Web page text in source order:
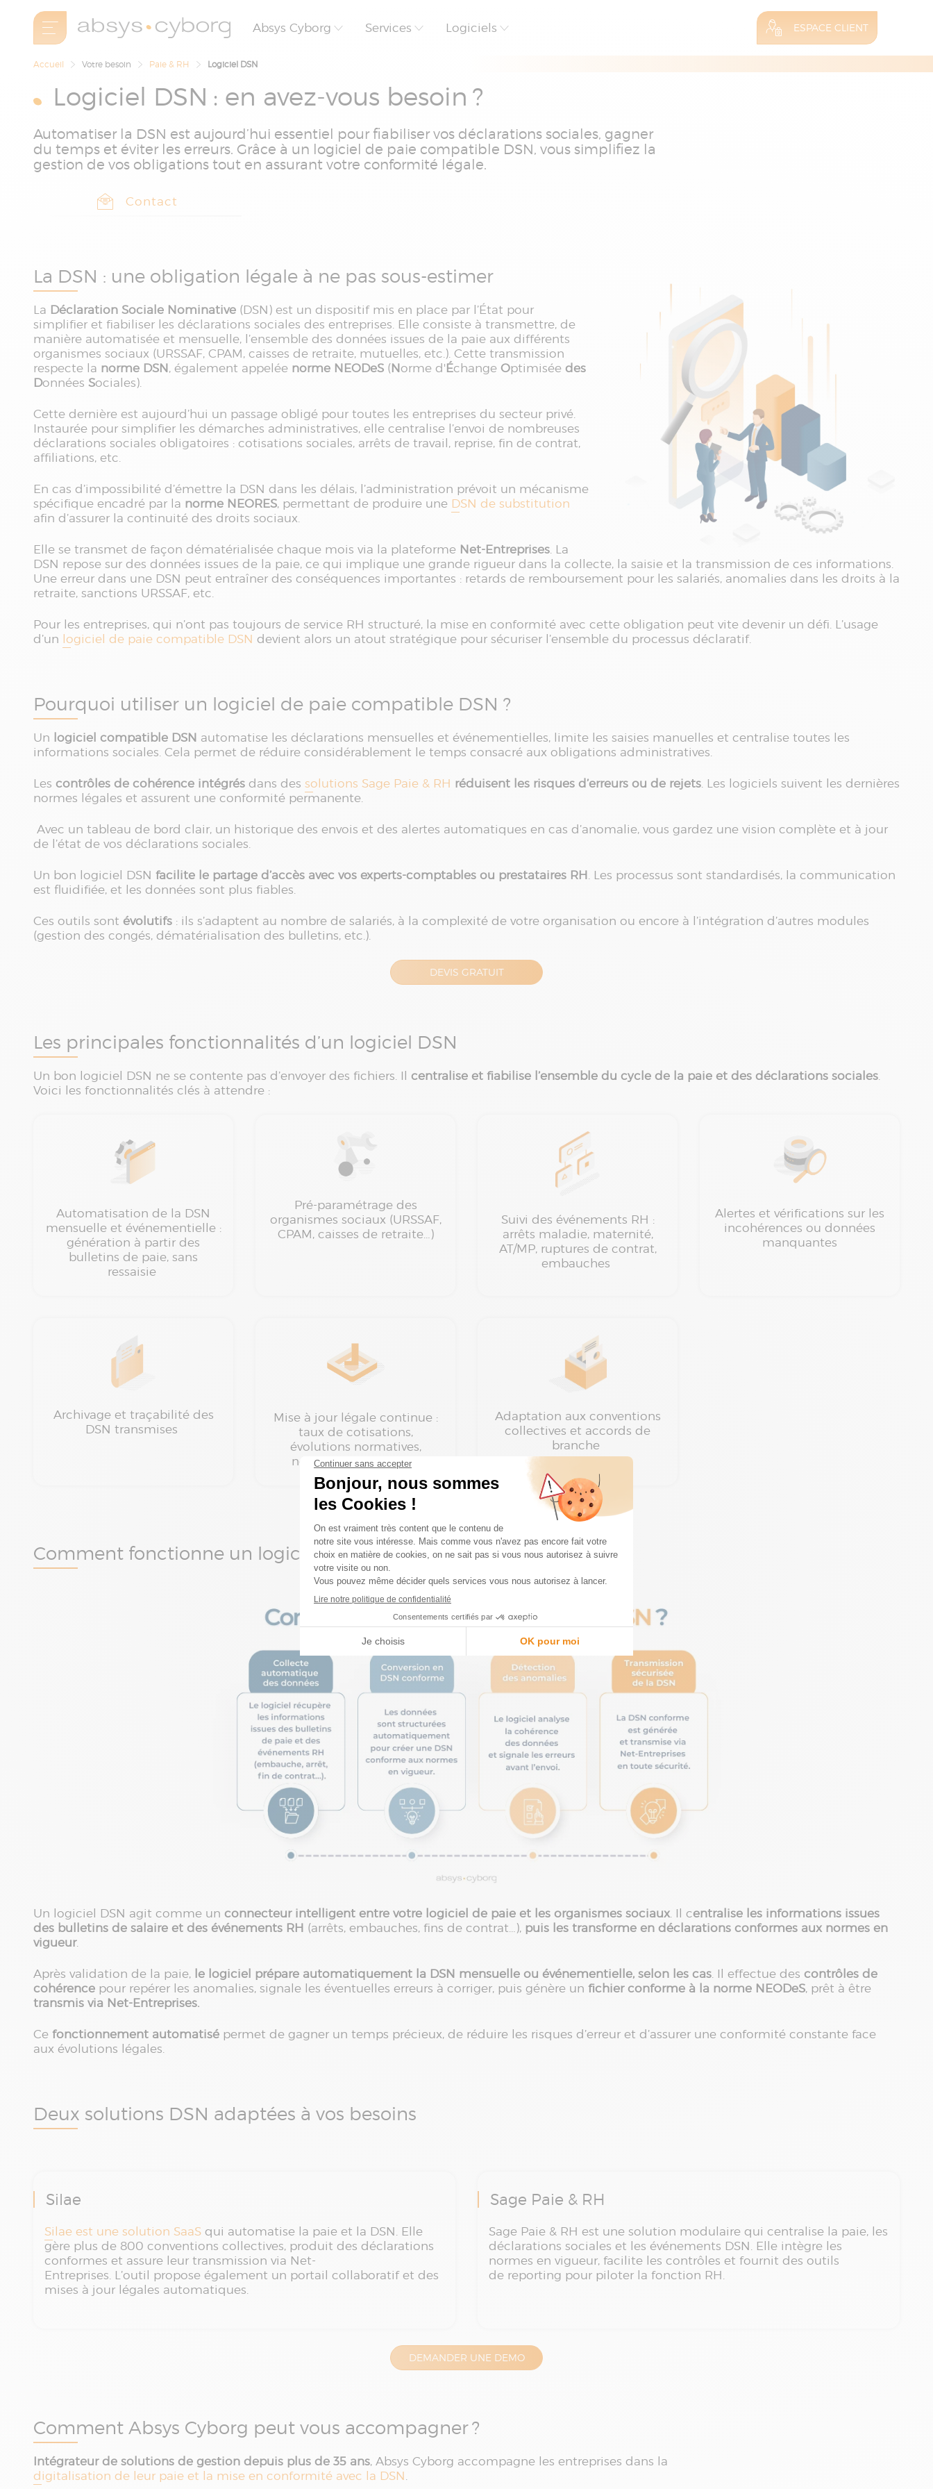
Absys Cyborg Services Logiciels ESPACE CLIENT
Accueil Votre besoin Paie & RH Logiciel DSN
Logiciel DSN : en avez-vous besoin ?
Automatiser la DSN est aujourd’hui essentiel pour fiabiliser vos déclarations sociales, gagner
du temps et éviter les erreurs. Grâce à un logiciel de paie compatible DSN, vous simplifiez la
gestion de vos obligations tout en assurant votre conformité légale.
Contact
La DSN : une obligation légale à ne pas sous-estimer
La Déclaration Sociale Nominative (DSN) est un dispositif mis en place par l’État pour
simplifier et fiabiliser les déclarations sociales des entreprises. Elle consiste à transmettre, de
manière automatisée et mensuelle, l’ensemble des données issues de la paie aux différents
organismes sociaux (URSSAF, CPAM, caisses de retraite, mutuelles, etc.). Cette transmission
respecte la norme DSN, également appelée norme NEODeS (Norme d'Échange Optimisée des
Données Sociales).
Cette dernière est aujourd’hui un passage obligé pour toutes les entreprises du secteur privé.
Instaurée pour simplifier les démarches administratives, elle centralise l’envoi de nombreuses
déclarations sociales obligatoires : cotisations sociales, arrêts de travail, reprise, fin de contrat,
affiliations, etc.
En cas d’impossibilité d’émettre la DSN dans les délais, l’administration prévoit un mécanisme
spécifique encadré par la norme NEORES, permettant de produire une DSN de substitution
afin d’assurer la continuité des droits sociaux.
Elle se transmet de façon dématérialisée chaque mois via la plateforme Net-Entreprises. La
DSN repose sur des données issues de la paie, ce qui implique une grande rigueur dans la collecte, la saisie et la transmission de ces informations.
Une erreur dans une DSN peut entraîner des conséquences importantes : retards de remboursement pour les salariés, anomalies dans les droits à la
retraite, sanctions URSSAF, etc.
Pour les entreprises, qui n’ont pas toujours de service RH structuré, la mise en conformité avec cette obligation peut vite devenir un défi. L’usage
d’un logiciel de paie compatible DSN devient alors un atout stratégique pour sécuriser l’ensemble du processus déclaratif.
Pourquoi utiliser un logiciel de paie compatible DSN ?
Un logiciel compatible DSN automatise les déclarations mensuelles et événementielles, limite les saisies manuelles et centralise toutes les
informations sociales. Cela permet de réduire considérablement le temps consacré aux obligations administratives.
Les contrôles de cohérence intégrés dans des solutions Sage Paie & RH réduisent les risques d’erreurs ou de rejets. Les logiciels suivent les dernières
normes légales et assurent une conformité permanente.
Avec un tableau de bord clair, un historique des envois et des alertes automatiques en cas d’anomalie, vous gardez une vision complète et à jour
de l’état de vos déclarations sociales.
Un bon logiciel DSN facilite le partage d’accès avec vos experts-comptables ou prestataires RH. Les processus sont standardisés, la communication
est fluidifiée, et les données sont plus fiables.
Ces outils sont évolutifs : ils s’adaptent au nombre de salariés, à la complexité de votre organisation ou encore à l’intégration d’autres modules
(gestion des congés, dématérialisation des bulletins, etc.).
DEVIS GRATUIT
Les principales fonctionnalités d’un logiciel DSN
Un bon logiciel DSN ne se contente pas d’envoyer des fichiers. Il centralise et fiabilise l’ensemble du cycle de la paie et des déclarations sociales.
Voici les fonctionnalités clés à attendre :
Automatisation de la DSN
mensuelle et événementielle :
génération à partir des
bulletins de paie, sans
ressaisie
Pré-paramétrage des
organismes sociaux (URSSAF,
CPAM, caisses de retraite…)
Suivi des événements RH :
arrêts maladie, maternité,
AT/MP, ruptures de contrat,
embauches
Alertes et vérifications sur les
incohérences ou données
manquantes
Archivage et traçabilité des
DSN transmises
Mise à jour légale continue :
taux de cotisations,
évolutions normatives,
nouvelles obligations
Adaptation aux conventions
collectives et accords de
branche
Comment fonctionne un logiciel DSN ?
Un logiciel DSN agit comme un connecteur intelligent entre votre logiciel de paie et les organismes sociaux . Il centralise les informations issues
des bulletins de salaire et des événements RH (arrêts, embauches, fins de contrat…), puis les transforme en déclarations conformes aux normes en
vigueur.
Après validation de la paie, le logiciel prépare automatiquement la DSN mensuelle ou événementielle, selon les cas . Il effectue des contrôles de
cohérence pour repérer les anomalies, signale les éventuelles erreurs à corriger, puis génère un fichier conforme à la norme NEODeS, prêt à être
transmis via Net-Entreprises.
Ce fonctionnement automatisé permet de gagner un temps précieux, de réduire les risques d’erreur et d’assurer une conformité constante face
aux évolutions légales.
Deux solutions DSN adaptées à vos besoins
Silae
Silae est une solution SaaS qui automatise la paie et la DSN. Elle
gère plus de 800 conventions collectives, produit des déclarations
conformes et assure leur transmission via Net-
Entreprises. L’outil propose également un portail collaboratif et des
mises à jour légales automatiques.
Sage Paie & RH
Sage Paie & RH est une solution modulaire qui centralise la paie, les
déclarations sociales et les événements DSN. Elle intègre les
normes en vigueur, facilite les contrôles et fournit des outils
de reporting pour piloter la fonction RH.
DEMANDER UNE DEMO
Comment Absys Cyborg peut vous accompagner ?
Intégrateur de solutions de gestion depuis plus de 35 ans, Absys Cyborg accompagne les entreprises dans la
digitalisation de leur paie et la mise en conformité avec la DSN